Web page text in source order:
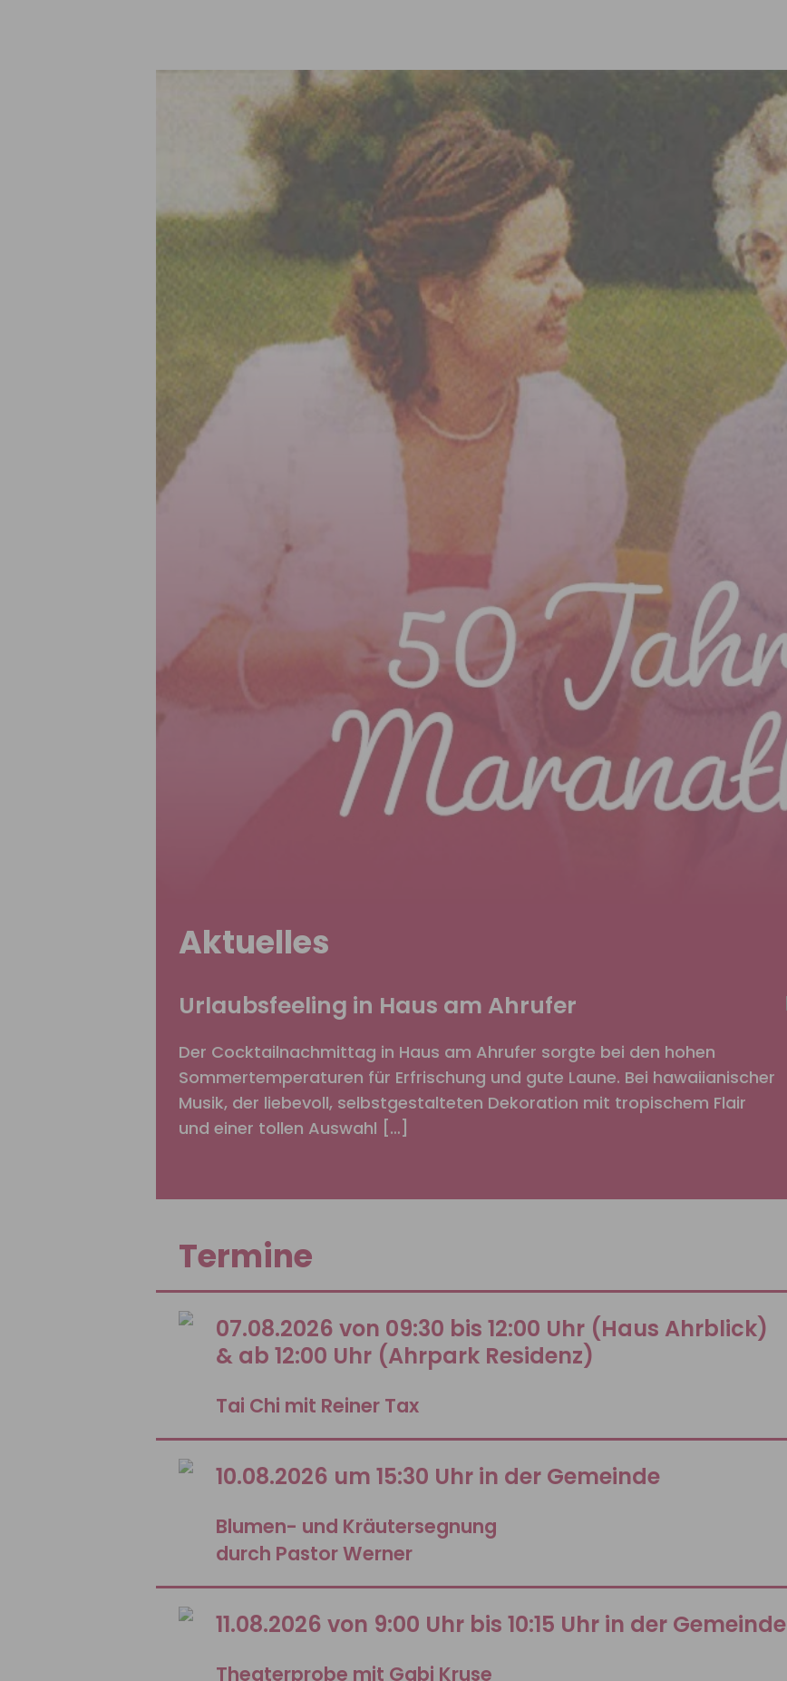
Aktuelles
Urlaubsfeeling in Haus am Ahrufer
Der Cocktailnachmittag in Haus am Ahrufer sorgte bei den hohen
Sommertemperaturen für Erfrischung und gute Laune. Bei hawaiianischer
Musik, der liebevoll, selbstgestalteten Dekoration mit tropischem Flair
und einer tollen Auswahl […]
Termine
07.08.2026 von 09:30 bis 12:00 Uhr (Haus Ahrblick)
& ab 12:00 Uhr (Ahrpark Residenz)
Tai Chi mit Reiner Tax
10.08.2026 um 15:30 Uhr in der Gemeinde
Blumen- und Kräutersegnung
durch Pastor Werner
11.08.2026 von 9:00 Uhr bis 10:15 Uhr in der Gemeinde
Theaterprobe mit Gabi Kruse